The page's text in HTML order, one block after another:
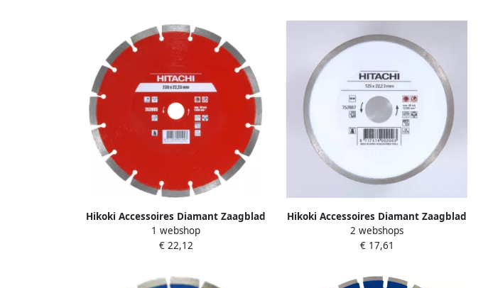
Hikoki Accessoires Diamant Zaagblad
125X22 2X10Mm Type Baksteen Laser
752862
1 webshop
€ 22,12
Hikoki Accessoires Diamant Zaagblad
125X22 2X5Mm Type Tegels 752887
2 webshops
€ 17,61